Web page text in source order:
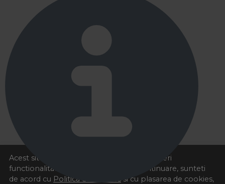
Acest site foloseste cookies pentru a va oferi
functionalitatea dorita. Navigand in continuare, sunteti
de acord cu Politica de cookies si cu plasarea de cookies,